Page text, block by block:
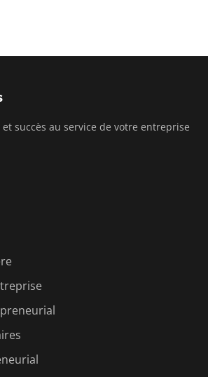
succès au service de votre entreprise